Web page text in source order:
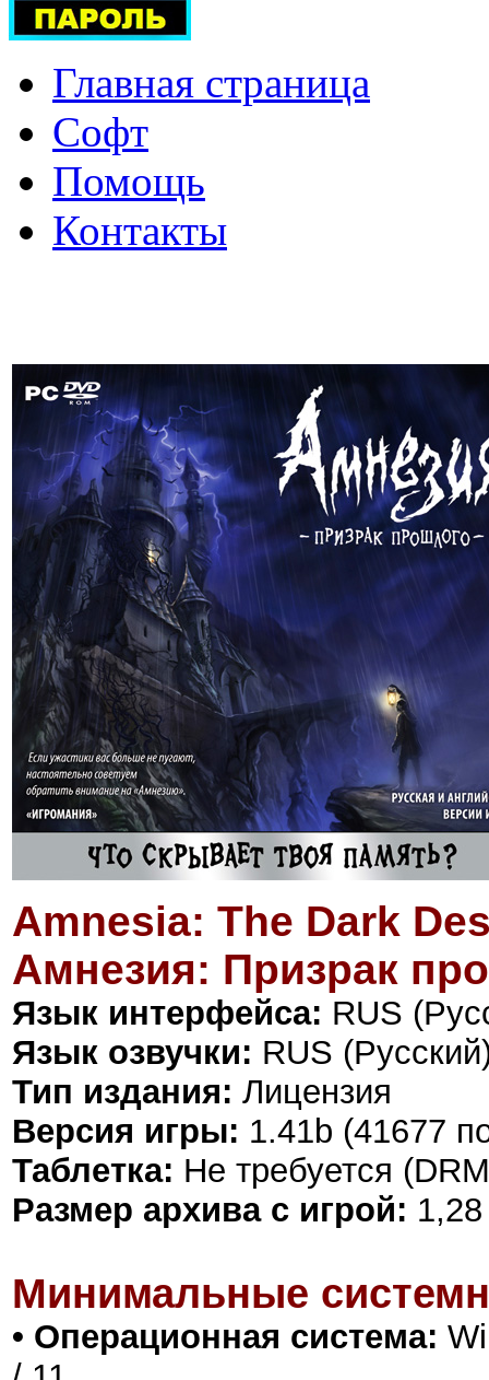
Главная страница
Софт
Помощь
Контакты
Amnesia: The Dark
Амнезия: Призрак
Язык интерфейса: RUS
Язык озвучки: RUS
Тип издания: Лицензия
Версия игры: 1.41b (41677
Таблетка: Не требуется
Размер архива с игрой:
Минимальные
• Операционная система: